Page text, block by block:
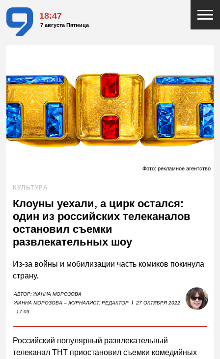
18:47
7 августа Пятница
Фото: рекламное агентство
КУЛЬТУРА
Клоуны уехали, а цирк остался:
один из российских телеканалов
остановил съемки
развлекательных шоу
Из-за войны и мобилизации часть комиков покинула
страну.
АВТОР:ЖАННА МОРОЗОВА
ЖАННА МОРОЗОВА – ЖУРНАЛИСТ, РЕДАКТОР I 27 ОКТЯБРЯ 2022
17:03
Российский популярный развлекательный
телеканал ТНТ приостановил съемки комедийных